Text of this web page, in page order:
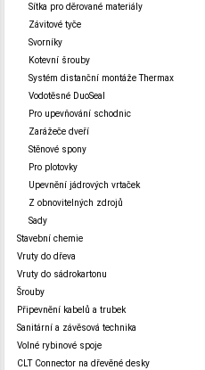
Sítka pro děrované materiály
Závitové tyče
Svorníky
Kotevní šrouby
Systém distanční montáže Thermax
Vodotěsné DuoSeal
Pro upevňování schodnic
Zarážeče dveří
Stěnové spony
Pro plotovky
Upevnění jádrových vrtaček
Z obnovitelných zdrojů
Sady
Stavební chemie
Vruty do dřeva
Vruty do sádrokartonu
Šrouby
Připevnění kabelů a trubek
Sanitární a závěsová technika
Volné rybinové spoje
CLT Connector na dřevěné desky